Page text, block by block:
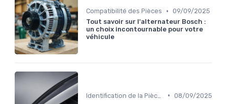
Compatibilité des Pièces • 09/09/2025
Tout savoir sur l'alternateur Bosch :
un choix incontournable pour votre
véhicule
• 08/09/2025